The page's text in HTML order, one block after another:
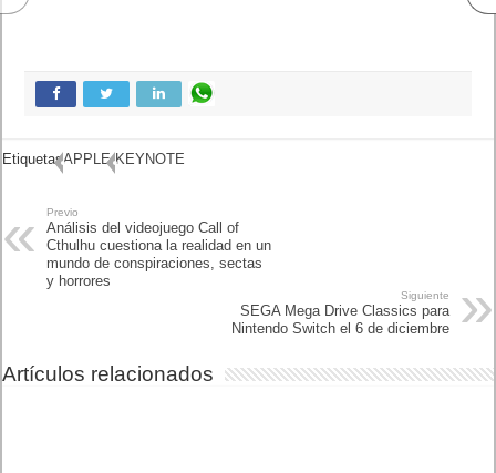
Etiquetas APPLE KEYNOTE
Previo
Análisis del videojuego Call
of Cthulhu cuestiona la
realidad en un mundo de
conspiraciones, sectas y
Siguiente
SEGA Mega Drive Classics
diciembre